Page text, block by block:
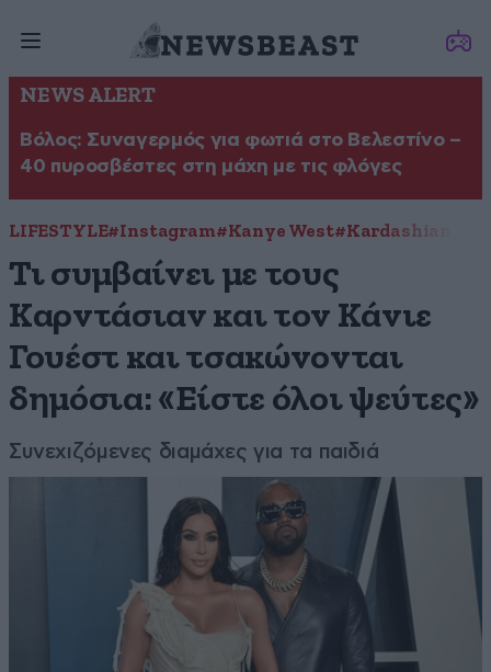
NEWS ALERT
Βόλος: Συναγερμός για φωτιά στο Βελεστίνο –
40 πυροσβέστες στη μάχη με τις φλόγες
LIFESTYLE#Instagram#Kanye West#Kardashians
Τι συμβαίνει με τους
Καρντάσιαν και τον Κάνιε
Γουέστ και τσακώνονται
δημόσια: «Είστε όλοι ψεύτες»
Συνεχιζόμενες διαμάχες για τα παιδιά